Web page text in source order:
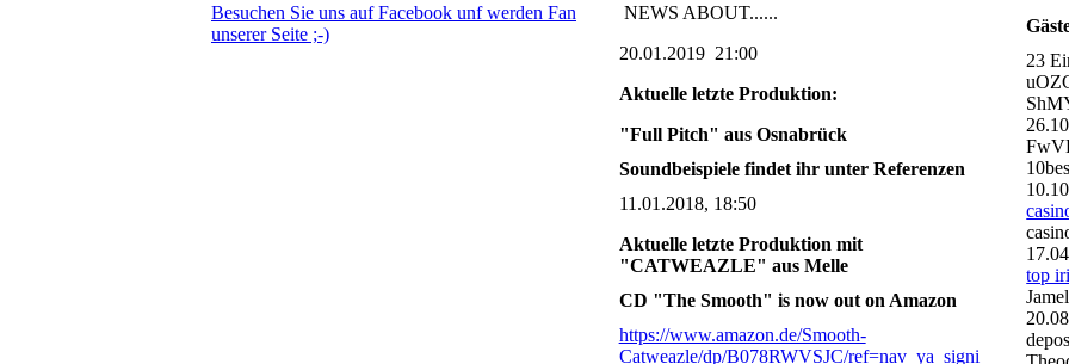
Besuchen Sie uns auf Facebook unf werden Fan
unserer Seite ;-)
NEWS ABOUT......
20.01.2019 21:00
Aktuelle letzte Produktion:
"Full Pitch" aus Osnabrück
Soundbeispiele findet ihr unter Referenzen
11.01.2018, 18:50
Aktuelle letzte Produktion mit
"CATWEAZLE" aus Melle
CD "The Smooth" is now out on Amazon
https://www.amazon.de/Smooth-
Catweazle/dp/B078RWVSJC/ref=nav_ya_signi
23
top